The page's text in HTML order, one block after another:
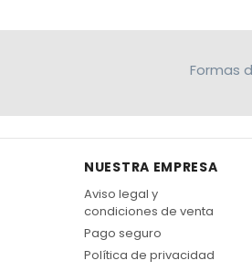
Formas
NUESTRA EMPRESA
Aviso legal y
condiciones de venta
Pago seguro
Política de privacidad